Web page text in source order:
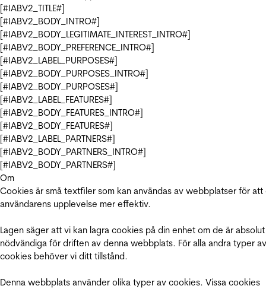
[#IABV2_TITLE#]
[#IABV2_BODY_INTRO#]
[#IABV2_BODY_LEGITIMATE_INTEREST_INTRO#]
[#IABV2_BODY_PREFERENCE_INTRO#]
[#IABV2_LABEL_PURPOSES#]
[#IABV2_BODY_PURPOSES_INTRO#]
[#IABV2_BODY_PURPOSES#]
[#IABV2_LABEL_FEATURES#]
[#IABV2_BODY_FEATURES_INTRO#]
[#IABV2_BODY_FEATURES#]
[#IABV2_LABEL_PARTNERS#]
[#IABV2_BODY_PARTNERS_INTRO#]
[#IABV2_BODY_PARTNERS#]
Om
Cookies är små textfiler som kan användas av webbplatser för att
användarens upplevelse mer effektiv.
Lagen säger att vi kan lagra cookies på din enhet om de är absolut
nödvändiga för driften av denna webbplats. För alla andra typer av
cookies behöver vi ditt tillstånd.
Denna webbplats använder olika typer av cookies. Vissa cookies